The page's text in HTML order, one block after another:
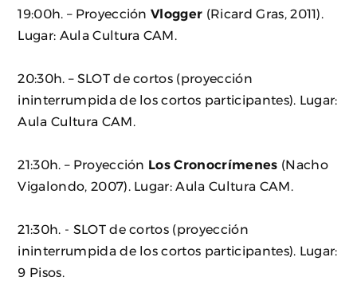
19:00h. – ProyecciónVlogger (Ricard Gras, 2011).
Lugar: Aula Cultura CAM.
20:30h. – SLOT de cortos (proyección
ininterrumpida de los cortos participantes). Lugar:
Aula Cultura CAM.
21:30h. – Proyección Los Cronocrímenes (Nacho
Vigalondo, 2007). Lugar: Aula Cultura CAM.
21:30h. - SLOT de cortos (proyección
ininterrumpida de los cortos participantes). Lugar:
9 Pisos.